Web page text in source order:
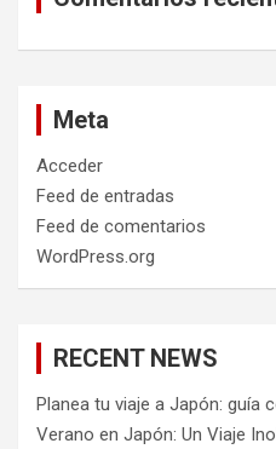
Meta
Acceder
Feed de entradas
Feed de comentarios
WordPress.org
RECENT NEWS
Planea tu viaje a Japón: guía
Verano en Japón: Un Viaje